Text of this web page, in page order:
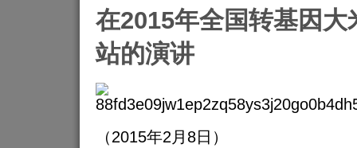
在2015年全国转基因大
站的演讲
（2015年2月8日）